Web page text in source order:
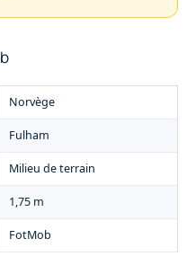
Norvège
Fulham
Milieu de terrain
1,75 m
FotMob